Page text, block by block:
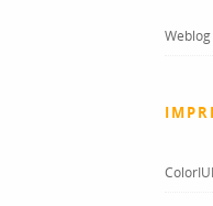
Weblog